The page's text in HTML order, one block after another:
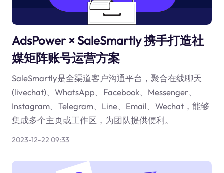
AdsPower × SaleSmartly 携手打造社
媒矩阵账号运营方案
SaleSmartly是全渠道客户沟通平台，聚合在线聊天
(livechat)、WhatsApp、Facebook、Messenger、
Instagram、Telegram、Line、Email、Wechat，能够
集成多个主页或工作区，为团队提供便利。
2023-12-22 09:33